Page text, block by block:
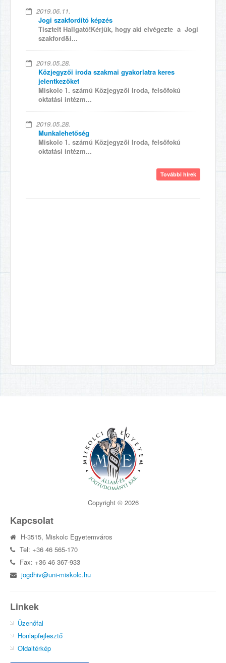
2019.06.11.
Jogi szakfordító képzés
Tisztelt Hallgató!Kérjük, hogy aki elvégezte a Jogi
szakford&i...
2019.05.28.
Közjegyzői iroda szakmai gyakorlatra keres
jelentkezőket
Miskolc 1. számú Közjegyzői Iroda, felsőfokú
oktatási intézm...
2019.05.28.
Munkalehetőség
Miskolc 1. számú Közjegyzői Iroda, felsőfokú
oktatási intézm...
További hírek
Copyright © 2026
Kapcsolat
H-3515, Miskolc Egyetemváros
Tel: +36 46 565-170
Fax: +36 46 367-933
jogdhiv@uni-miskolc.hu
Linkek
Üzenőfal
Honlapfejlesztő
Oldaltérkép